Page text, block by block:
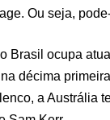
Ou seja,
Brasil ocupa
décima
a Austrália